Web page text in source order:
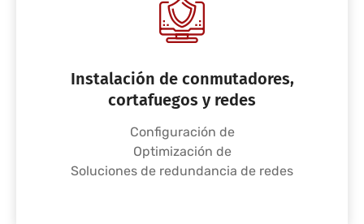
Instalación de conmutadores,
cortafuegos y redes
Configuración de
Optimización de
Soluciones de redundancia de redes